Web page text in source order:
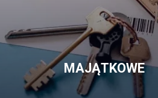
MAJĄTKOWE
SKLEP
OTWORZY
SIĘ